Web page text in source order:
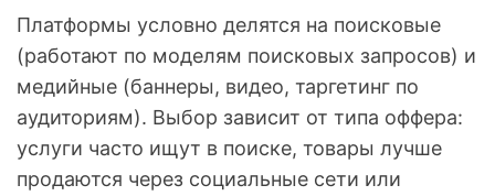
Платформы условно делятся на поисковые
(работают по моделям поисковых запросов) и
медийные (баннеры, видео, таргетинг по
аудиториям). Выбор зависит от типа оффера:
услуги часто ищут в поиске, товары лучше
продаются через социальные сети или